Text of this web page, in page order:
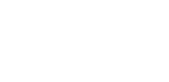
jusqu'à Fresnes ?
en général, selon la
les formalités
transport. Le courtier réduit ces